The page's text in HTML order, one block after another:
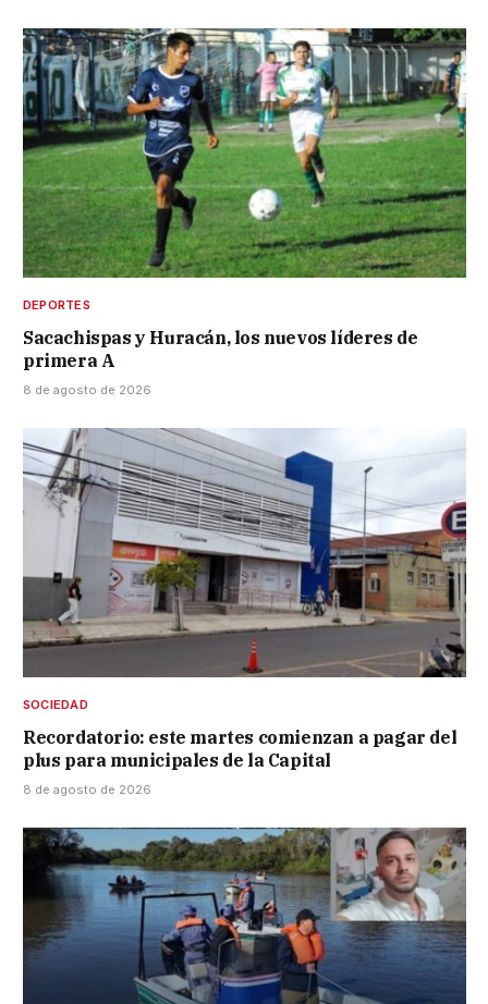
DEPORTES
Sacachispas y Huracán, los nuevos líderes de
primera A
8 de agosto de 2026
SOCIEDAD
Recordatorio: este martes comienzan a pagar del
plus para municipales de la Capital
8 de agosto de 2026